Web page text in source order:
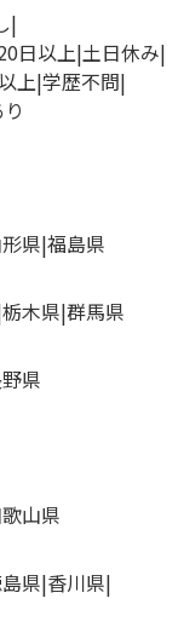
日以上 土日休み
上 学歴不問
県 福島県
栃木県 群馬県
県
山県
県 香川県